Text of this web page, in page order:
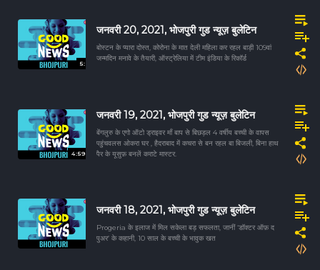
5:
जनवरी 20, 2021, भोजपुरी गुड न्यूज़ बुलेटिन
बोस्टन के प्यारा दोस्त, कोरोना के मात देली महिला कर रहल बाड़ी 109वां
जन्मदिन मनावे के तैयारी, ऑस्ट्रेलिया में टीम इंडिया के रिकॉर्ड
4:59
जनवरी 19, 2021, भोजपुरी गुड न्यूज़ बुलेटिन
बेंगलुरु के एगो ऑटो ड्राइवर माँ बाप से बिछड़ल 4 वर्षीय बच्ची के वापस
पहुंचवलस ओकरा घर , हैदराबाद में कचरा से बन रहल बा बिजली, बिना हाथ
पैर के यूसुफ़ बनलें कराटे मास्टर.
जनवरी 18, 2021, भोजपुरी गुड न्यूज़ बुलेटिन
Progeria के इलाज में मिल सकेला बड़ सफलता, जानीं ‘डॉक्टर ऑफ़ द
पुअर’ के कहानी, 10 साल के बच्ची के भावुक खत